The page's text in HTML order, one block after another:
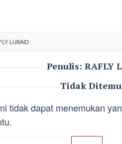
LUBAID
Penulis: RAFLY
Tidak
tidak dapat menemukan